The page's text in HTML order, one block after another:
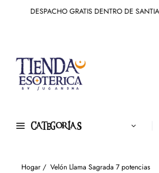
DESPACHO GRATIS DENTRO DE SANTIAGO
CATEGORÍAS
Hogar / Velón Llama Sagrada 7 potencias